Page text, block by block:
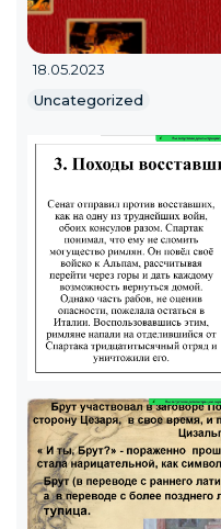
18.05.2023
Uncategorized